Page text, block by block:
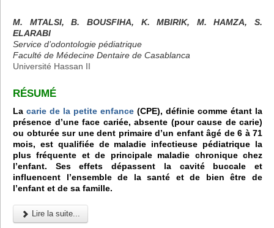
M. MTALSI, B. BOUSFIHA, K. MBIRIK, M. HAMZA, S.
ELARABI
Service d’odontologie pédiatrique
Faculté de Médecine Dentaire de Casablanca
Université Hassan II
RÉSUMÉ
La carie de la petite enfance (CPE), définie comme étant la
présence d’une face cariée, absente (pour cause de carie)
ou obturée sur une dent primaire d’un enfant âgé de 6 à 71
mois, est qualifiée de maladie infectieuse pédiatrique la
plus fréquente et de principale maladie chronique chez
l’enfant. Ses effets dépassent la cavité buccale et
influencent l’ensemble de la santé et de bien être de
l’enfant et de sa famille.
Lire la suite...